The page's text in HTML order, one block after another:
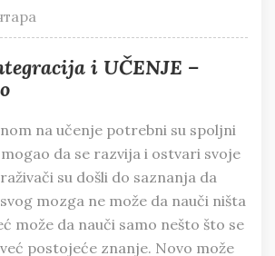
i UČENJE –
na učenje potrebni su spoljni
da se razvija i ostvari svoje
su došli do saznanja da
mozga ne može da nauči ništa
može da nauči samo nešto što se
postojeće znanje. Novo može